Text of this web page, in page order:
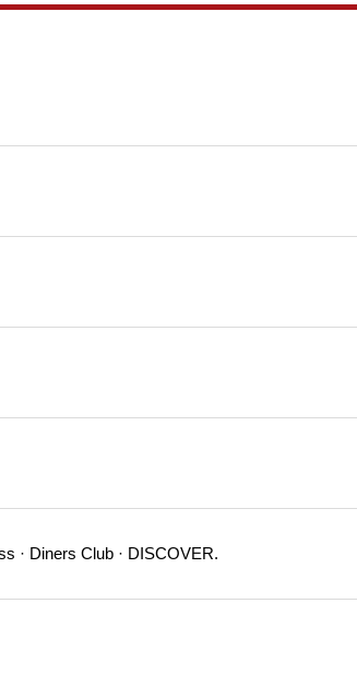
· Diners Club · DISCOVER.